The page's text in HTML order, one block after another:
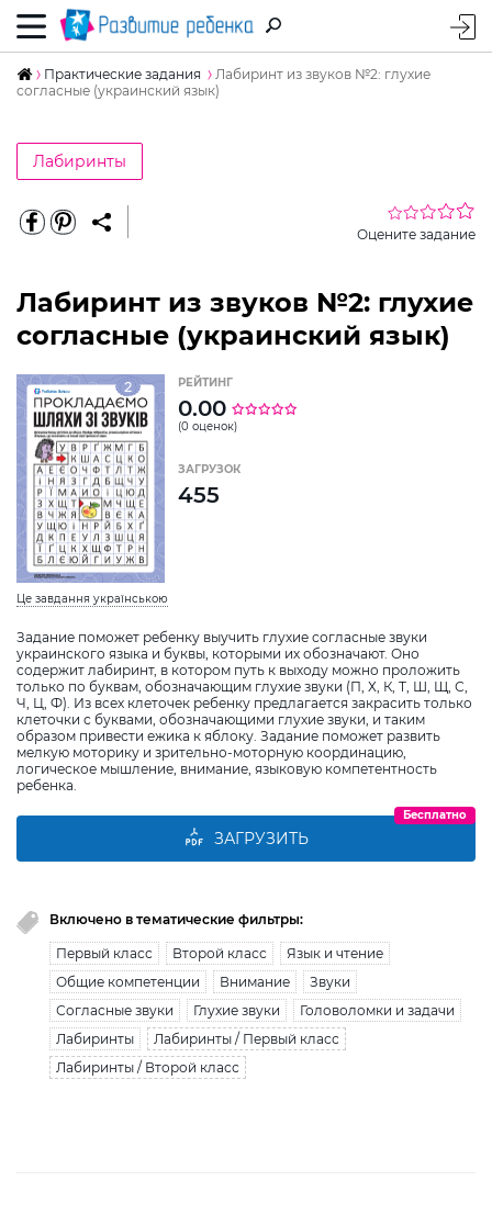
Практические задания
Лабиринт из звуков №2: глухие
согласные (украинский язык)
Лабиринты
Оцените задание
Лабиринт из звуков №2: глухие
согласные (украинский язык)
Це завдання українською
Задание поможет ребенку выучить глухие согласные звуки
украинского языка и буквы, которыми их обозначают. Оно
содержит лабиринт, в котором путь к выходу можно проложить
только по буквам, обозначающим глухие звуки (П, Х, К, Т, Ш, Щ, С,
Ч, Ц, Ф). Из всех клеточек ребенку предлагается закрасить только
клеточки с буквами, обозначающими глухие звуки, и таким
образом привести ежика к яблоку. Задание поможет развить
мелкую моторику и зрительно-моторную координацию,
логическое мышление, внимание, языковую компетентность
ребенка.
РЕЙТИНГ
0.00
(0 оценок)
ЗАГРУЗОК
455
ЗАГРУЗИТЬ
Бесплатно
Включено в тематические фильтры:
Первый класс Второй класс
Язык и чтение
Общие компетенции
Внимание
Звуки
Согласные звуки
Глухие звуки
Головоломки и задачи
Лабиринты
Лабиринты / Первый класс
Лабиринты / Второй класс